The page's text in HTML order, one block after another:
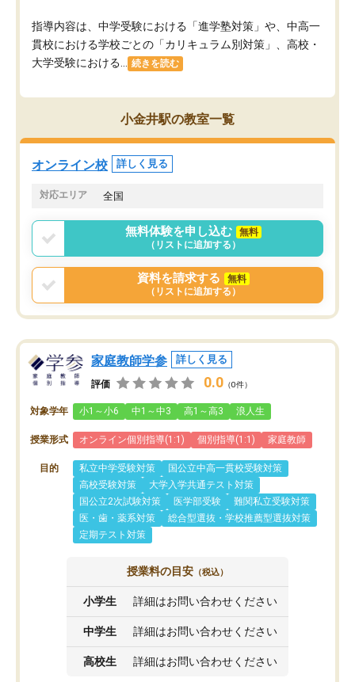
指導内容は、中学受験における「進学塾対策」や、中高一
貫校における学校ごとの「カリキュラム別対策」、高校・
大学受験における...
続きを読む
小金井駅の教室一覧
オンライン校 詳しく見る
対応エリア 全国
無料体験を申し込む
無料
（リストに追加する）
資料を請求する
無料
（リストに追加する）
家庭教師学参 詳しく見る
評価 0.0 （0件）
対象学年 小1～小6 中1～中3 高1～高3 浪人生
授業形式 オンライン個別指導(1:1) 個別指導(1:1) 家庭教師
目的 私立中学受験対策
国公立中高一貫校受験対策
高校受験対策
大学入学共通テスト対策
国公立2次試験対策
医学部受験
難関私立受験対策
医・歯・薬系対策
総合型選抜・学校推薦型選抜対策
定期テスト対策
授業料の目安 （税込）
小学生 詳細はお問い合わせください
中学生 詳細はお問い合わせください
高校生 詳細はお問い合わせください